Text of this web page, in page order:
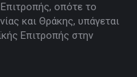
οπότε το
και Θράκης, υπάγεται
Επιτροπής στην